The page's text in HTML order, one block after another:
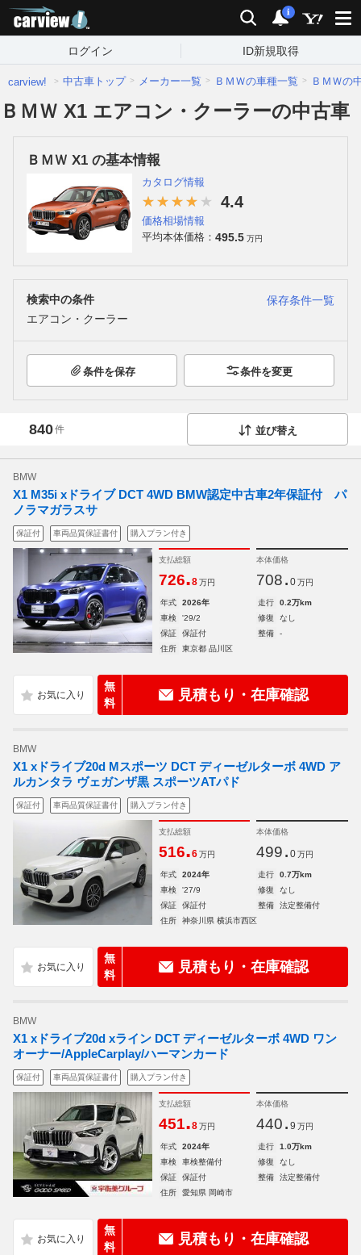
検索 通知
i
ログイン ID新規取得
carview! 中古車トップ メーカー一覧 ＢＭＷの車種一覧 ＢＭＷの
ＢＭＷ X1 エアコン・クーラーの中古車
ＢＭＷ X1 の基本情報
カタログ情報
4.4
価格相場情報
平均本体価格： 495.5 万円
検索中の条件
保存条件一覧
エアコン・クーラー
条件を保存 条件を変更
840件 並び替え
BMW
X1 M35i xドライブ DCT 4WD BMW認定中古車2年保証付 パ
ノラマガラスサ
保証付 車両品質保証書付 購入プラン付き
支払総額
726.8 万円
本体価格
708. 0 万円
年式 2026年 走行
0.2万km
車検
'29/2 修復
なし
保証
保証付 整備
-
住所
東京都 品川区
無
料
見積もり・在庫確認
BMW
X1 xドライブ20d Mスポーツ DCT ディーゼルターボ 4WD ア
ルカンタラ ヴェガンザ黒 スポーツATパド
保証付 車両品質保証書付 購入プラン付き
支払総額
516.6 万円
本体価格
499. 0 万円
年式 2024年 走行
0.7万km
車検
'27/9 修復
なし
保証
保証付 整備
法定整備付
住所
神奈川県 横浜市西区
無
料
見積もり・在庫確認
BMW
X1 xドライブ20d xライン DCT ディーゼルターボ 4WD ワン
オーナー/AppleCarplay/ハーマンカード
保証付 車両品質保証書付 購入プラン付き
支払総額
451.8 万円
本体価格
440. 9 万円
年式 2024年 走行
1.0万km
車検
車検整備付 修復
なし
保証
保証付 整備
法定整備付
住所
愛知県 岡崎市
無
料
見積もり・在庫確認